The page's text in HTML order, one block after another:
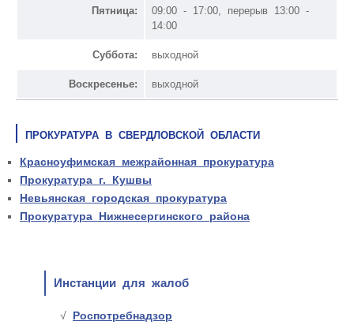
Пятница:
09:00 - 17:00, перерыв 13:00 -
14:00
Суббота: выходной
Воскресенье: выходной
ПРОКУРАТУРА В СВЕРДЛОВСКОЙ ОБЛАСТИ
Красноуфимская межрайонная прокуратура
Прокуратура г. Кушвы
Невьянская городская прокуратура
Прокуратура Нижнесергинского района
Инстанции для жалоб
Роспотребнадзор